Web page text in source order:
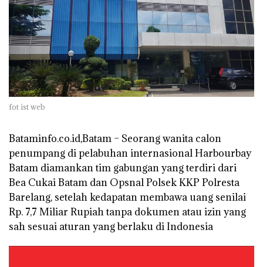
fot ist web
Bataminfo.co.id,Batam – Seorang wanita calon
penumpang di pelabuhan internasional Harbourbay
Batam diamankan tim gabungan yang terdiri dari
Bea Cukai Batam dan Opsnal Polsek KKP Polresta
Barelang, setelah kedapatan membawa uang senilai
Rp. 7,7 Miliar Rupiah tanpa dokumen atau izin yang
sah sesuai aturan yang berlaku di Indonesia